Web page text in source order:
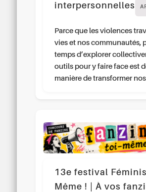
interpersonnelles
Parce que les violences
vies et nos communautés,
temps d’explorer
outils pour y faire face est
manière de transformer
13e festival
Même ! | À vos